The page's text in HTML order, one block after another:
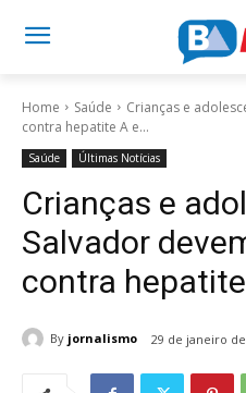
Home Saúde
Crianças e
contra hepatite A e...
Saúde Últimas Notícias
Crianças e
Salvador
contra
By jornalismo 29 de janeiro